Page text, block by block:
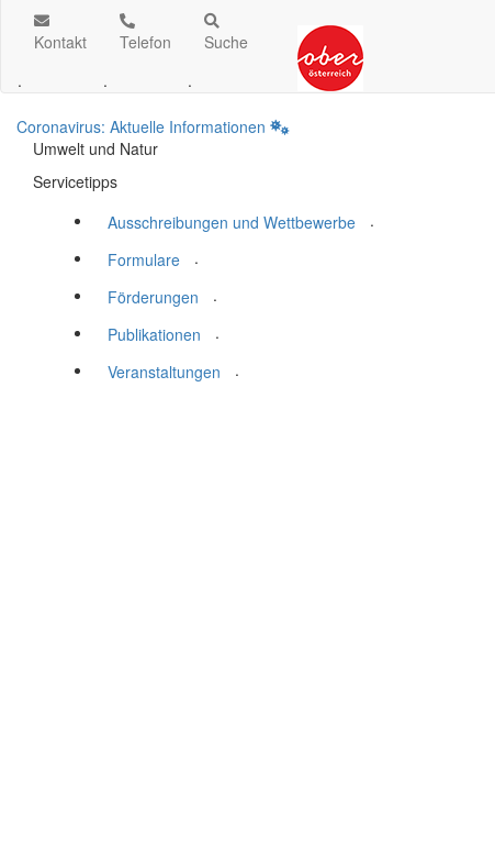
Kontakt
.
Telefon
.
Suche
.
Coronavirus: Aktuelle Informationen
Umwelt und Natur
Servicetipps
Ausschreibungen und Wettbewerbe
.
Formulare
.
Förderungen
.
Publikationen
.
Veranstaltungen
.